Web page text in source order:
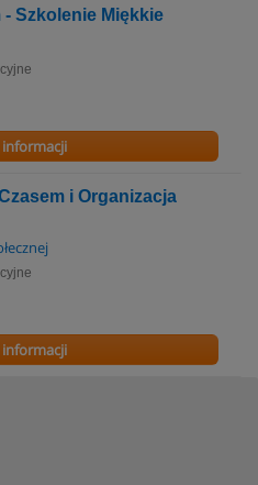
Szkolenie Miękkie
informacji
i Organizacja
informacji